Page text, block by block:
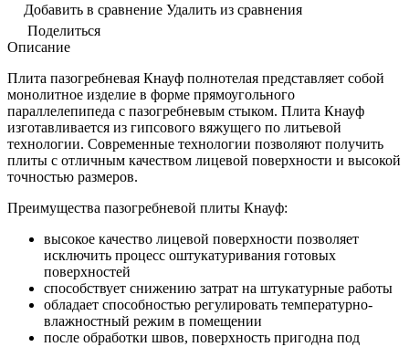
Добавить в сравнение Удалить из сравнения
Поделиться
Описание
Плита пазогребневая Кнауф полнотелая представляет собой
монолитное изделие в форме прямоугольного
параллелепипеда с пазогребневым стыком. Плита Кнауф
изготавливается из гипсового вяжущего по литьевой
технологии. Современные технологии позволяют получить
плиты с отличным качеством лицевой поверхности и высокой
точностью размеров.
Преимущества пазогребневой плиты Кнауф:
высокое качество лицевой поверхности позволяет
исключить процесс оштукатуривания готовых
поверхностей
способствует снижению затрат на штукатурные работы
обладает способностью регулировать температурно-
влажностный режим в помещении
после обработки швов, поверхность пригодна под